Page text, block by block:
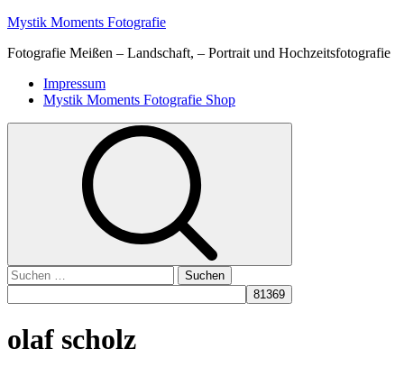
Skip
content
Mystik Moments Fotografie
Fotografie Meißen – Landschaft, – Portrait und Hochzeitsfotografie
Primary
Menu
Impressum
Mystik Moments Fotografie Shop
Suchen
nach:
olaf scholz